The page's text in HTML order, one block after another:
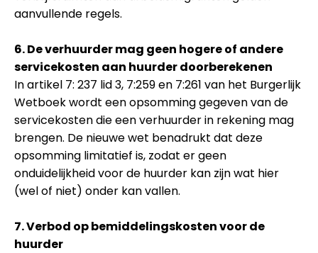
aanvullende regels.
6. De verhuurder mag geen hogere of andere
servicekosten aan huurder doorberekenen
In artikel 7: 237 lid 3, 7:259 en 7:261 van het Burgerlijk
Wetboek wordt een opsomming gegeven van de
servicekosten die een verhuurder in rekening mag
brengen. De nieuwe wet benadrukt dat deze
opsomming limitatief is, zodat er geen
onduidelijkheid voor de huurder kan zijn wat hier
(wel of niet) onder kan vallen.
7. Verbod op bemiddelingskosten voor de
huurder